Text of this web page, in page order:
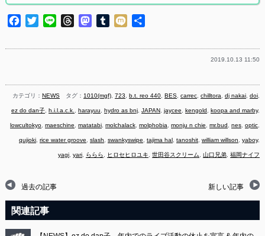
Facebook
TwitterLine ThreadsMastodon
Tumblr
Mixi
2019.10.13 11:50
カテゴリ：NEWS タグ： 1010(mgf) ,723 ,b.t. reo 440 ,BES ,carrec ,chilltora ,dj nakai ,doi
ez do dan子 ,h.i.l.a.c.k. ,harayuu ,hydro as bnj ,JAPAN ,jaycee ,kengold ,koopa and marby,
lowcultokyo ,maeschine ,matatabi ,molchalack ,molphobia ,monju n chie ,mr.bud ,nes ,optic
qujioki ,rice water groove ,slash ,swankyswipe ,tajima hal ,tanoshit ,william willson ,yaboy,
yagi ,yari ららら ヒロセヒロユキ ,世田谷スクリーム ,山口兄弟 ,福岡ナイフ
過去の記事 新しい記事
関連記事